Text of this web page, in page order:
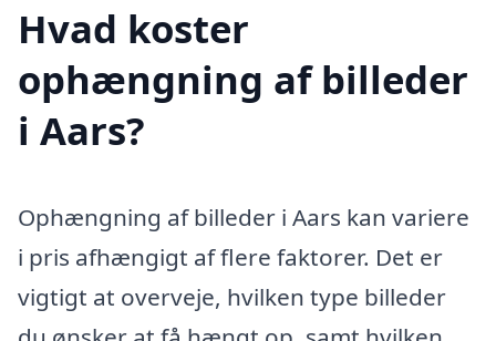
Hvad koster
ophængning af billeder
i Aars?
Ophængning af billeder i Aars kan variere
i pris afhængigt af flere faktorer. Det er
vigtigt at overveje, hvilken type billeder